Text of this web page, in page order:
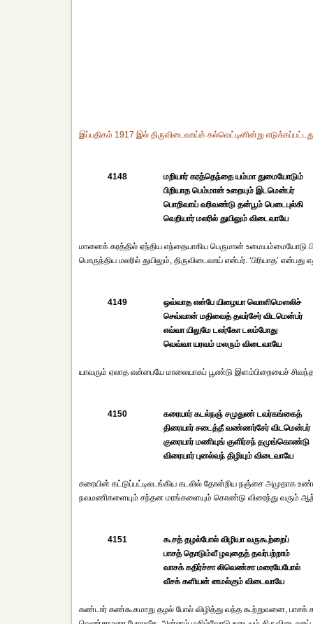
இப்பதிகம் 1917 இல் திருவிடைவாய்க் கல்வெட்டினின்று
4148
மறியார் கரத்தெந்தை யம்மா துமையோடும்
பிறியாத பெம்மான் உறையும் இடமென்பர்
பொறிவாய் வரிவண்டு தன்பூம் பெடைபுல்கி
வெறியார் மலரில் துயிலும் விடைவாயே
மானைக் கரத்தில் ஏந்திய எந்தையாகிய பெருமான்
பொருந்திய மலரில் துயிலும், திருவிடைவாய் என்பர். ‘பிரியாத’
4149
ஒவ்வாத என்பே யிழையா வொளிமௌலிச்
செவ்வான் மதிவைத் தவர்சேர் விடமென்பர்
எவ்வா யிலுமே டலர்கோ டலம்போது
வெவ்வா யரவம் மலரும் விடைவாயே
யாவரும் ஏலாத என்பையே மாலையாகப் பூண்டு இளம்பிறையைச் சிவந்த
4150
கரையார் கடல்நஞ் சமுதுண் டவர்கங்கைத்
திரையார் சடைத்தீ வண்ணர்சேர் விடமென்பர்
குரையார் மணியுங் குளிர்சந் தமுங்கொண்டு
விரையார் புனல்வந் திழியும் விடைவாயே
கரையின் கட்டுப்பட்டிலடங்கிய கடலில் தோன்றிய நஞ்சை அமுதாக
நவமணிகளையும் சந்தன மரங்களையும் கொண்டு விரைந்து வரும்
4151
கூசத் தழல்போல் விழியா வருகூற்றைப்
பாசத் தொடும்வீ ழவுதைத் தவர்பற்றாம்
வாசக் கதிர்ச்சா லிவெண்சா மரையேபோல்
வீசக் களியன் னமல்கும் விடைவாயே
கண்டார் கண்கூசுமாறு தழல் போல் விழித்து வந்த கூற்றுவனை,